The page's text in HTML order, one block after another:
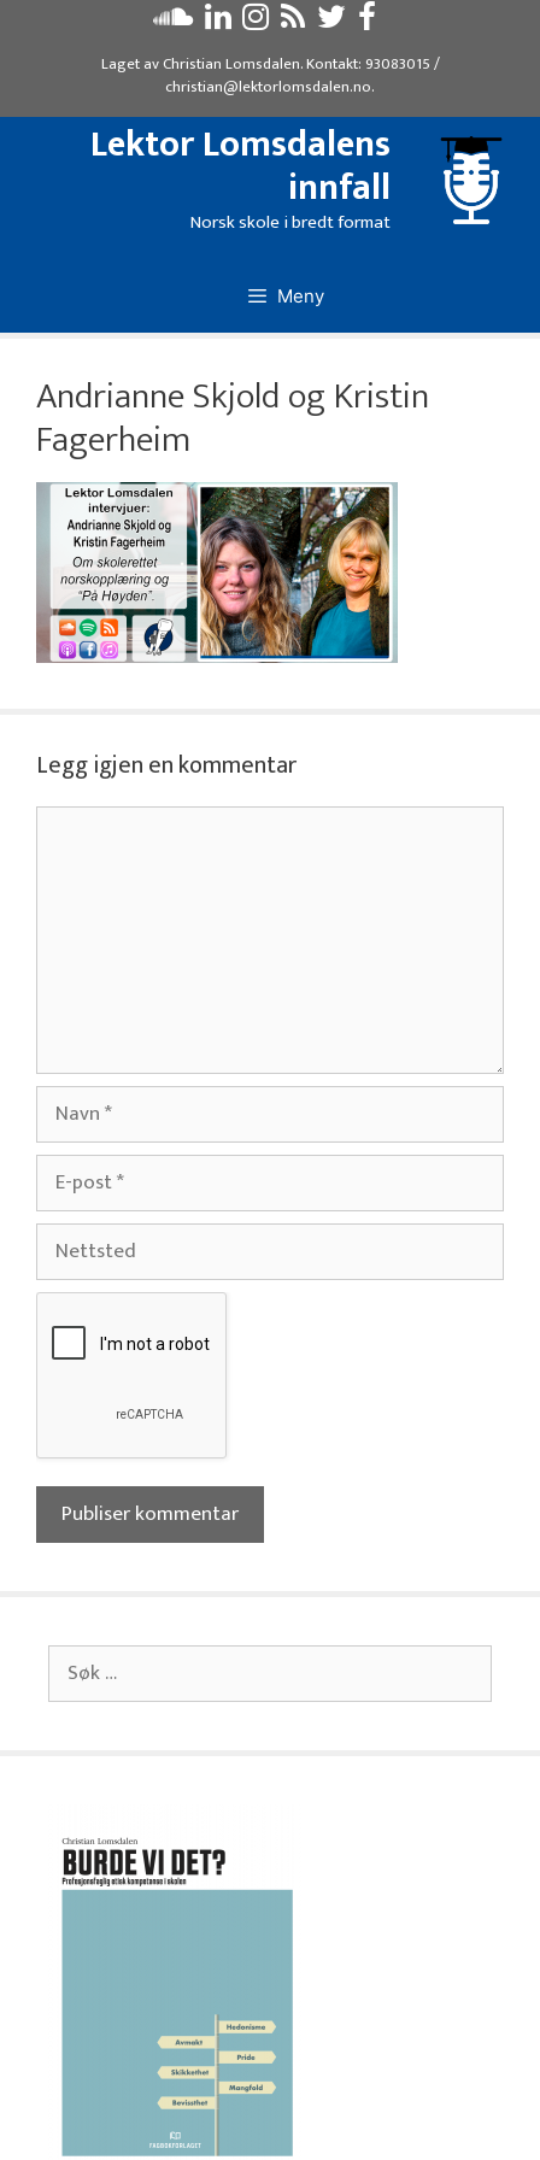
Laget avChristian Lomsdalen. Kontakt: 93083015/
christian@lektorlomsdalen.no.
Lektor Lomsdalens
innfall
Norsk skole i bredt format
Meny
Andrianne Skjold og Kristin
Fagerheim
Legg igjen en kommentar
Navn
post
Nettsted
Søk
etter: